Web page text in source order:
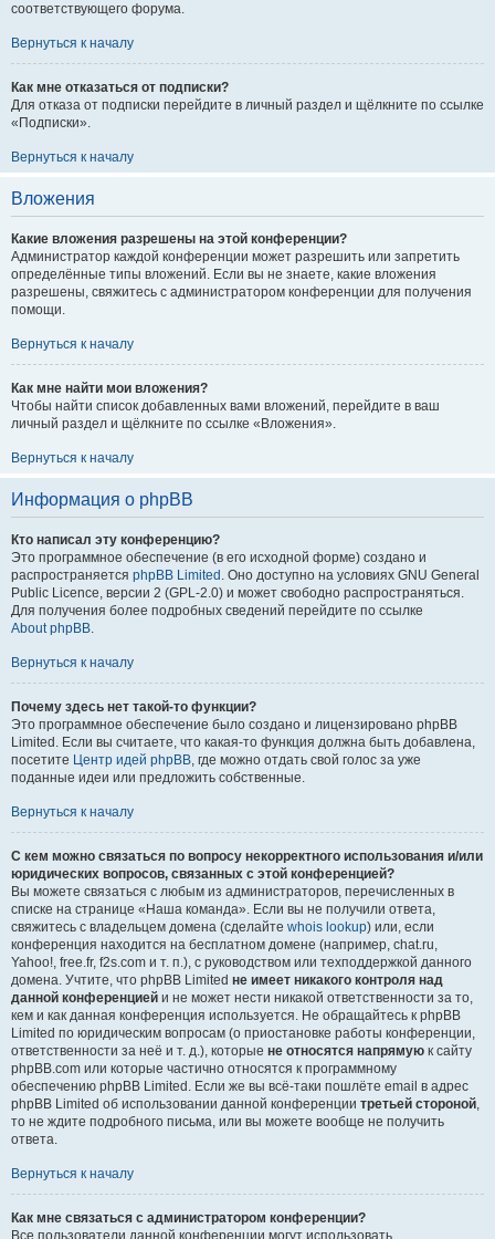
соответствующего форума.
Вернуться к началу
Как мне отказаться от подписки?
Для отказа от подписки перейдите в личный раздел и щёлкните по ссылке
«Подписки».
Вернуться к началу
Вложения
Какие вложения разрешены на этой конференции?
Администратор каждой конференции может разрешить или запретить
определённые типы вложений. Если вы не знаете, какие вложения
разрешены, свяжитесь с администратором конференции для получения
помощи.
Вернуться к началу
Как мне найти мои вложения?
Чтобы найти список добавленных вами вложений, перейдите в ваш
личный раздел и щёлкните по ссылке «Вложения».
Вернуться к началу
Информация о phpBB
Кто написал эту конференцию?
Это программное обеспечение (в его исходной форме) создано и
распространяется phpBB Limited . Оно доступно на условиях GNU General
Public Licence, версии 2 (GPL-2.0) и может свободно распространяться.
Для получения более подробных сведений перейдите по ссылке
About phpBB.
Вернуться к началу
Почему здесь нет такой-то функции?
Это программное обеспечение было создано и лицензировано phpBB
Limited. Если вы считаете, что какая-то функция должна быть добавлена,
посетите Центр идей phpBB, где можно отдать свой голос за уже
поданные идеи или предложить собственные.
Вернуться к началу
С кем можно связаться по вопросу некорректного использования и/или
юридических вопросов, связанных с этой конференцией?
Вы можете связаться с любым из администраторов, перечисленных в
списке на странице «Наша команда». Если вы не получили ответа,
свяжитесь с владельцем домена (сделайте whois lookup) или, если
конференция находится на бесплатном домене (например, chat.ru,
Yahoo!, free.fr, f2s.com и т. п.), с руководством или техподдержкой данного
домена. Учтите, что phpBB Limited не имеет никакого контроля над
данной конференцией и не может нести никакой ответственности за то,
кем и как данная конференция используется. Не обращайтесь к phpBB
Limited по юридическим вопросам (о приостановке работы конференции,
ответственности за неё и т. д.), которые не относятся напрямую к сайту
phpBB.com или которые частично относятся к программному
обеспечению phpBB Limited. Если же вы всё-таки пошлёте email в адрес
phpBB Limited об использовании данной конференции третьей стороной,
то не ждите подробного письма, или вы можете вообще не получить
ответа.
Вернуться к началу
Как мне связаться с администратором конференции?
Все пользователи данной конференции могут использовать